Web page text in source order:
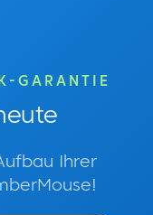
GARANTIE
Ihrer